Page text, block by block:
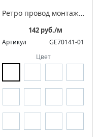
Ретро провод монтажный витой в оплетке из полиэфирной нити, серия "МезонинЪ"
142 руб./м
Артикул
GE70141-01
Цвет